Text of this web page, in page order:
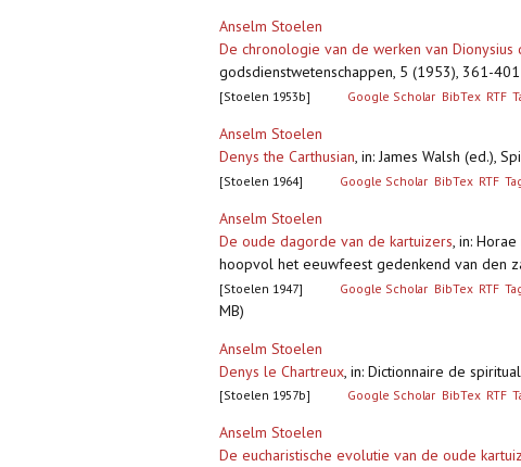
Anselm Stoelen
De chronologie van de werken van
godsdienstwetenschappen, 5 (1953), 361-401
[Stoelen 1953b] Google Scholar BibTex RTF
Anselm Stoelen
Denys the Carthusian, in: James Walsh (ed.),
[Stoelen 1964] Google Scholar BibTex RTF
Anselm Stoelen
De oude dagorde van de kartuizers, in:
hoopvol het eeuwfeest gedenkend van den
[Stoelen 1947] Google Scholar BibTex RTF
MB)
Anselm Stoelen
Denys le Chartreux, in: Dictionnaire de
[Stoelen 1957b] Google Scholar BibTex RTF
Anselm Stoelen
De eucharistische evolutie van de oude